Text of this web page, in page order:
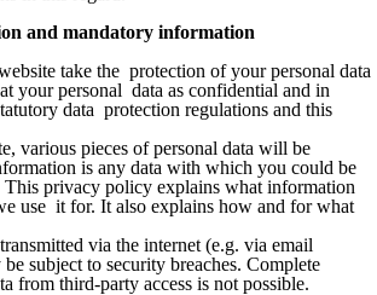
and mandatory information
take the protection of your personal data
your personal data as confidential and in
data protection regulations and this
various pieces of personal data will be
is any data with which you could be
privacy policy explains what information
use it for. It also explains how and for what
via the internet (e.g. via email
subject to security breaches. Complete
from third-party access is not possible.